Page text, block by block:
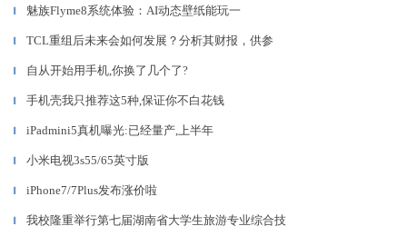
▎ 魅族Flyme8系统体验：AI动态壁纸能玩一
▎ TCL重组后未来会如何发展？分析其财报，供参
▎ 自从开始用手机,你换了几个了?
▎ 手机壳我只推荐这5种,保证你不白花钱
▎ iPadmini5真机曝光:已经量产,上半年
▎ 小米电视3s55/65英寸版
▎ iPhone7/7Plus发布涨价啦
▎ 我校隆重举行第七届湖南省大学生旅游专业综合技